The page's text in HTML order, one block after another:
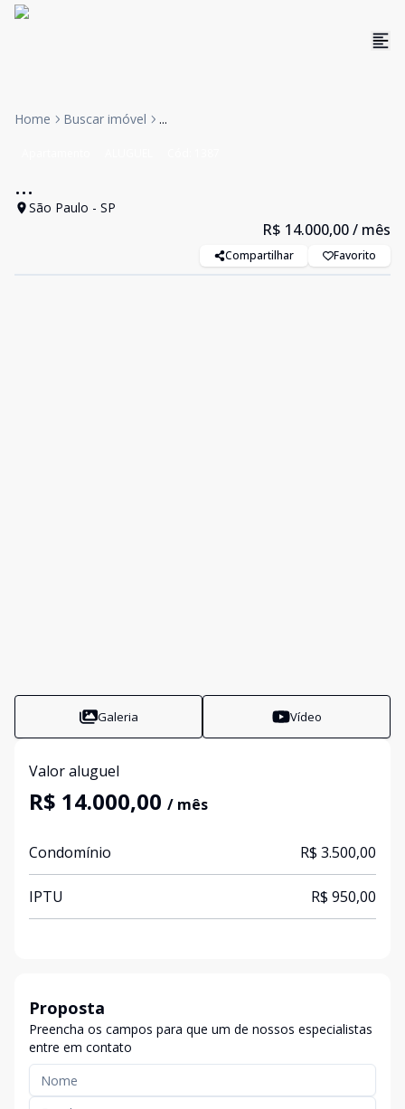
Home Buscar imóvel ...
...
São Paulo - SP
R$ 14.000,00/ mês
Compartilhar Favorito
Galeria Vídeo
Valor aluguel
R$ 14.000,00 / mês
Condomínio R$ 3.500,00
IPTU R$ 950,00
Proposta
Preencha os campos para que um de nossos especialistas
entre em contato